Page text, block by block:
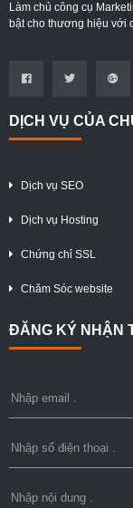
Làm chủ công cụ
bật cho thương hiệu với
DỊCH VỤ CỦA
Dịch vụ SEO
Dịch vụ Hosting
Chứng chỉ SSL
Chăm Sóc website
ĐĂNG KÝ NHẬN